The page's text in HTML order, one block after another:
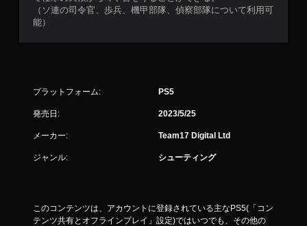
（ソ連の司令官、歩兵、機甲部隊、偵察部隊について利用可
能）
プラットフォーム: PS5
発売日: 2023/5/25
メーカー: Team17 Digital Ltd
ジャンル: シューティング
このコンテンツは、アカウントに登録されている主なPS5(「コン
テンツ共有とオフラインプレイ」設定)ではいつでも、その他の